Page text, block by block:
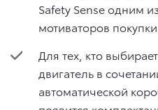
Safety Sense одним
мотиваторов
Для тех, кто
двигатель в
автоматической